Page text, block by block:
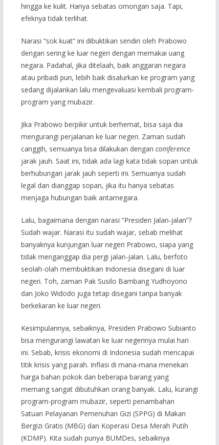
hingga ke kulit. Hanya sebatas omongan saja. Tapi,
efeknya tidak terlihat.
Narasi “sok kuat” ini dibuktikan sendiri oleh Prabowo
dengan sering ke luar negeri dengan memakai uang
negara. Padahal, jika ditelaah, baik anggaran negara
atau pribadi pun, lebih baik disalurkan ke program yang
sedang dijalankan lalu mengevaluasi kembali program-
program yang mubazir.
Jika Prabowo berpikir untuk berhemat, bisa saja dia
mengurangi perjalanan ke luar negeri. Zaman sudah
canggih, semuanya bisa dilakukan dengan comference
jarak jauh. Saat ini, tidak ada lagi kata tidak sopan untuk
berhubungan jarak jauh seperti ini. Semuanya sudah
legal dan dianggap sopan, jika itu hanya sebatas
menjaga hubungan baik antarnegara.
Lalu, bagaimana dengan narasi “Presiden Jalan-jalan”?
Sudah wajar. Narasi itu sudah wajar, sebab melihat
banyaknya kunjungan luar negeri Prabowo, siapa yang
tidak menganggap dia pergi jalan-jalan. Lalu, berfoto
seolah-olah membuktikan Indonesia disegani di luar
negeri. Toh, zaman Pak Susilo Bambang Yudhoyono
dan Joko Widodo juga tetap disegani tanpa banyak
berkeliaran ke luar negeri.
Kesimpulannya, sebaiknya, Presiden Prabowo Subianto
bisa mengurangi lawatan ke luar negerinya mulai hari
ini. Sebab, krisis ekonomi di Indonesia sudah mencapai
titik krisis yang parah. Inflasi di mana-mana menekan
harga bahan pokok dan beberapa barang yang
memang sangat dibutuhkan orang banyak. Lalu, kurangi
program-program mubazir, seperti penambahan
Satuan Pelayanan Pemenuhan Gizi (SPPG) di Makan
Bergizi Gratis (MBG) dan Koperasi Desa Merah Putih
(KDMP). Kita sudah punya BUMDes, sebaiknya